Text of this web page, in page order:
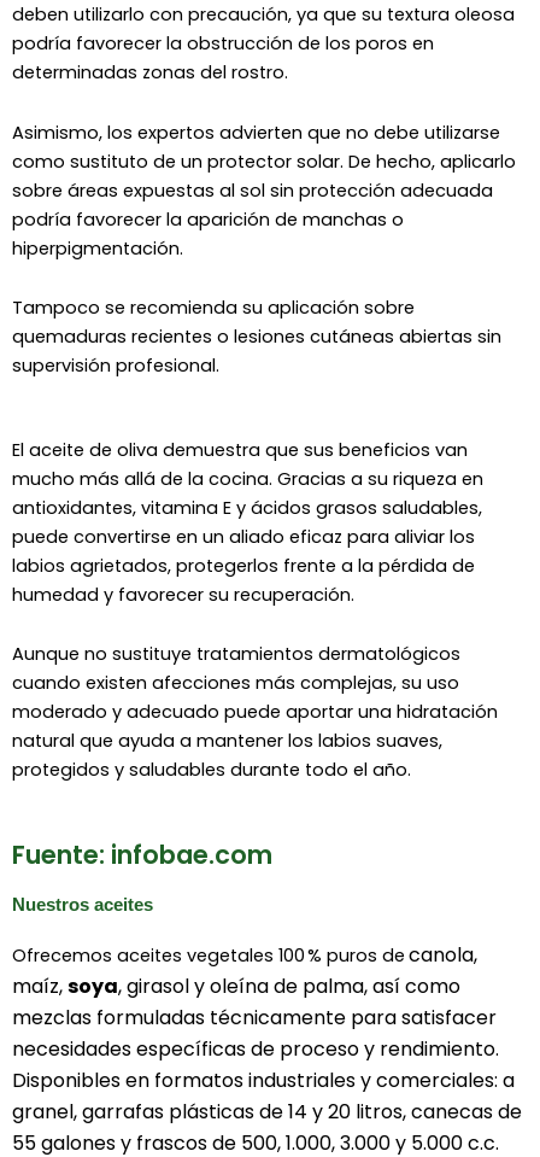
deben utilizarlo con precaución, ya que su textura oleosa
podría favorecer la obstrucción de los poros en
determinadas zonas del rostro.
Asimismo, los expertos advierten que no debe utilizarse
como sustituto de un protector solar. De hecho, aplicarlo
sobre áreas expuestas al sol sin protección adecuada
podría favorecer la aparición de manchas o
hiperpigmentación.
Tampoco se recomienda su aplicación sobre
quemaduras recientes o lesiones cutáneas abiertas sin
supervisión profesional.
El aceite de oliva demuestra que sus beneficios van
mucho más allá de la cocina. Gracias a su riqueza en
antioxidantes, vitamina E y ácidos grasos saludables,
puede convertirse en un aliado eficaz para aliviar los
labios agrietados, protegerlos frente a la pérdida de
humedad y favorecer su recuperación.
Aunque no sustituye tratamientos dermatológicos
cuando existen afecciones más complejas, su uso
moderado y adecuado puede aportar una hidratación
natural que ayuda a mantener los labios suaves,
protegidos y saludables durante todo el año.
Fuente: infobae.com
Nuestros aceites
Ofrecemos aceites vegetales 100 % puros de canola,
maíz,soya, girasol y oleína de palma, así como
mezclas formuladas técnicamente para satisfacer
necesidades específicas de proceso y rendimiento.
Disponibles en formatos industriales y comerciales: a
granel, garrafas plásticas de 14 y 20 litros, canecas de
55 galones y frascos de 500, 1.000, 3.000 y 5.000 c.c.